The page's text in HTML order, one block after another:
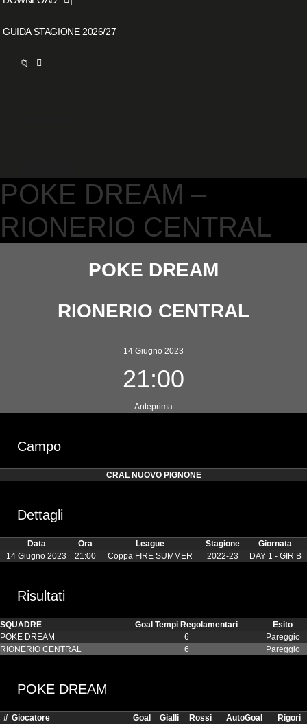
GUIDA STAGIONE 2026/27
📁
POKE DREAM –
RIONERIO CENTRAL
POKE DREAM
RIONERIO CENTRAL
14 Giugno 2023
21:00
Anteprima
Campo
CRAL NUOVO PIGNONE
Dettagli
Data Ora League Stagione
Giornata
14 Giugno 2023
21:00 Coppa FIRE SUMMER 2022-23 DAY 1 - GIR B
Risultati
SQUADRE Goal Tempi Regolamentari
Esito
POKE DREAM
6
Pareggio
RIONERIO CENTRAL
6 Pareggio
POKE DREAM
# Giocatore Goal Gialli Rossi AutoGoal
Rigori